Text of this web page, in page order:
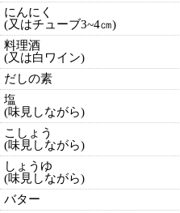
にんにく
(又はチューブ3~4㎝)
料理酒
(又は白ワイン)
だしの素
塩
(味見しながら)
こしょう
(味見しながら)
しょうゆ
(味見しながら)
バター